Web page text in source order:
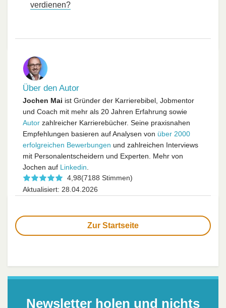
verdienen?
Über den Autor
Jochen Mai ist Gründer der Karrierebibel, Jobmentor
und Coach mit mehr als 20 Jahren Erfahrung sowie
Autor zahlreicher Karrierebücher. Seine praxisnahen
Empfehlungen basieren auf Analysen von über 2000
erfolgreichen Bewerbungen und zahlreichen Interviews
mit Personalentscheidern und Experten. Mehr von
Jochen auf Linkedin.
4,98(7188 Stimmen)
Aktualisiert: 28.04.2026
Zur Startseite
Newsletter holen und nichts